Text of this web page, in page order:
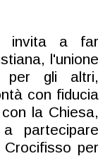
invita a far
l'unione
per gli altri,
con fiducia
la Chiesa,
partecipare
per